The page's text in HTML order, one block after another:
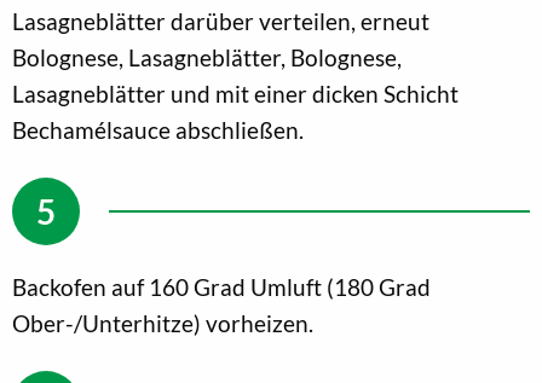
Lasagneblätter darüber verteilen, erneut
Bolognese, Lasagneblätter, Bolognese,
Lasagneblätter und mit einer dicken Schicht
Bechamélsauce abschließen.
Backofen auf 160 Grad Umluft (180 Grad
Ober-/Unterhitze) vorheizen.